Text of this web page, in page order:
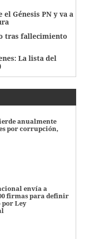
el Génesis PN y va a
tras fallecimiento
La lista del
anualmente
por corrupción,
envía a
firmas para definir
Ley